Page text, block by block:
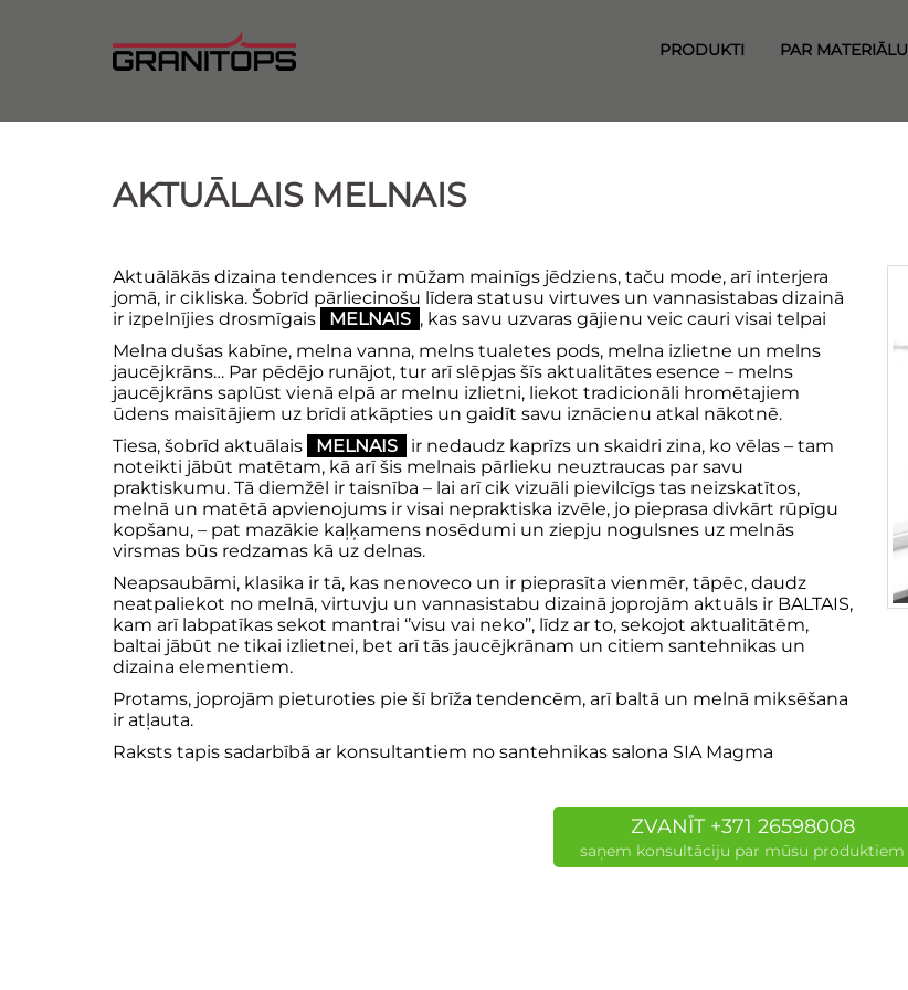
PRODUKTI PAR MATERIĀLU
AKTUĀLAIS MELNAIS
Aktuālākās dizaina tendences ir mūžam mainīgs jēdziens, taču mode, arī interjera
jomā, ir cikliska. Šobrīd pārliecinošu līdera statusu virtuves un vannasistabas dizainā
ir izpelnījies drosmīgais
MELNAIS , kas savu uzvaras gājienu veic cauri visai telpai
Melna dušas kabīne, melna vanna, melns tualetes pods, melna izlietne un melns
jaucējkrāns… Par pēdējo runājot, tur arī slēpjas šīs aktualitātes esence – melns
jaucējkrāns saplūst vienā elpā ar melnu izlietni, liekot tradicionāli hromētajiem
ūdens maisītājiem uz brīdi atkāpties un gaidīt savu iznācienu atkal nākotnē.
Tiesa, šobrīd aktuālais
MELNAIS
ir nedaudz kaprīzs un skaidri zina, ko vēlas – tam
noteikti jābūt matētam, kā arī šis melnais pārlieku neuztraucas par savu
praktiskumu. Tā diemžēl ir taisnība – lai arī cik vizuāli pievilcīgs tas neizskatītos,
melnā un matētā apvienojums ir visai nepraktiska izvēle, jo pieprasa divkārt rūpīgu
kopšanu, – pat mazākie kaļķamens nosēdumi un ziepju nogulsnes uz melnās
virsmas būs redzamas kā uz delnas.
Neapsaubāmi, klasika ir tā, kas nenoveco un ir pieprasīta vienmēr, tāpēc, daudz
neatpaliekot no melnā, virtuvju un vannasistabu dizainā joprojām aktuāls ir BALTAIS,
kam arī labpatīkas sekot mantrai ‘’visu vai neko’’, līdz ar to, sekojot aktualitātēm,
baltai jābūt ne tikai izlietnei, bet arī tās jaucējkrānam un citiem santehnikas un
dizaina elementiem.
Protams, joprojām pieturoties pie šī brīža tendencēm, arī baltā un melnā miksēšana
ir atļauta.
Raksts tapis sadarbībā ar konsultantiem no santehnikas salona SIA Magma
ZVANĪT +371 26598008
saņem konsultāciju par mūsu produktiem